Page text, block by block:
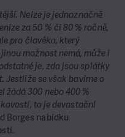
Nelze je jednoznačně
za 50 % či 80 % ročně,
pro člověka, který
možnost nemá, může i
je, zda jsou splátky
Jestliže se však bavíme o
žádá 300 nebo 400 %
to je devastační
Borges nabídku